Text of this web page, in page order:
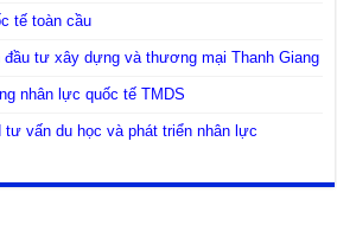
tế toàn cầu
tư xây dựng và thương mại Thanh Giang
nhân lực quốc tế TMDS
tư vấn du học và phát triển nhân lực